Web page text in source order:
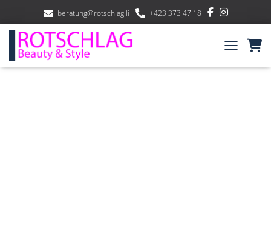
beratung@rotschlag.li +423 373 47 18